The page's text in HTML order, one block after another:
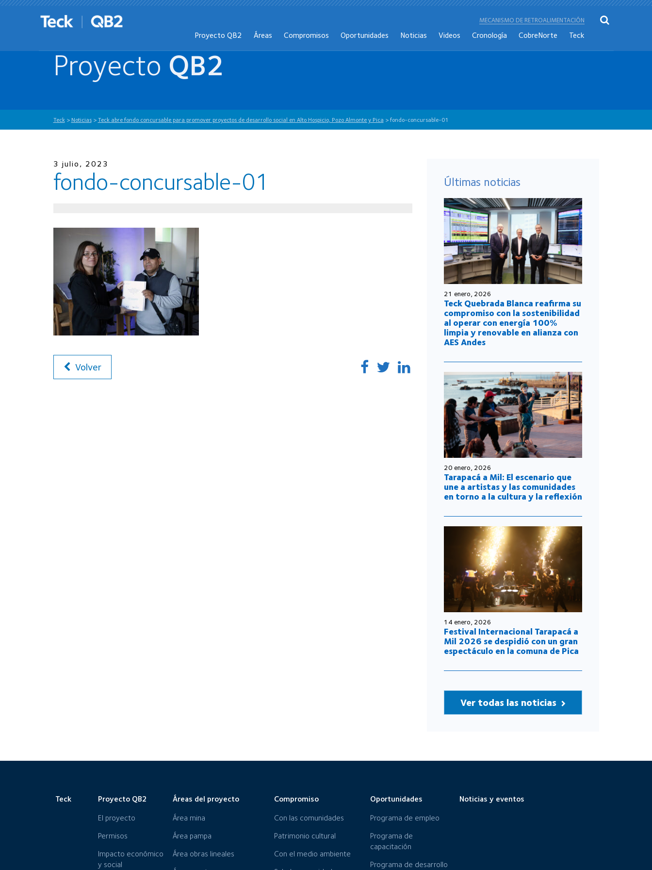
MECANISMO DE RETROALIMENTACIÓN
Proyecto QB2 Áreas Compromisos Oportunidades Noticias Videos Cronología CobreNorte Teck
Proyecto QB2
Teck> Noticias> Teck abre fondo concursable para promover proyectos de desarrollo social en Alto Hospicio, Pozo Almonte y Pica > fondo-concursable-01
3 julio, 2023
fondo-concursable-01
Volver
Últimas noticias
21 enero, 2026
Teck Quebrada Blanca reafirma su
compromiso con la sostenibilidad
al operar con energía 100%
limpia y renovable en alianza con
AES Andes
20 enero, 2026
Tarapacá a Mil: El escenario que
une a artistas y las comunidades
en torno a la cultura y la reflexión
14 enero, 2026
Festival Internacional Tarapacá a
Mil 2026 se despidió con un gran
espectáculo en la comuna de Pica
Ver todas las noticias
Teck Proyecto QB2
El proyecto
Permisos
Impacto económico
y social
Áreas del proyecto
Área mina
Área pampa
Área obras lineales
Compromiso
Con las comunidades
Patrimonio cultural
Con el medio ambiente
Oportunidades
Programa de empleo
Programa de
capacitación
Programa de desarrollo
Noticias y eventos